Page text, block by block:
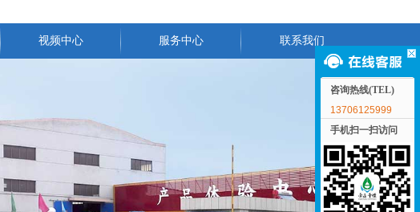
视频中心 服务中心 联系我们
咨询热线(TEL)
13706125999
手机扫一扫访问